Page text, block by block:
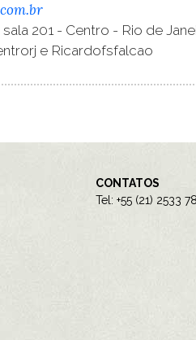
201 - Centro - Rio de
e Ricardofsfalcao
CONTATOS
Tel: +55 (21) 2533